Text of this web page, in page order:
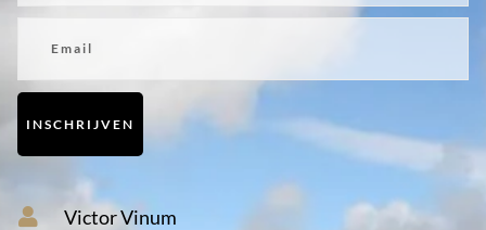
INSCHRIJVEN
Victor Vinum